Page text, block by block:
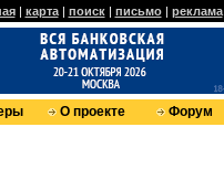
| карта| поиск| письмо| реклама
О проекте Форум